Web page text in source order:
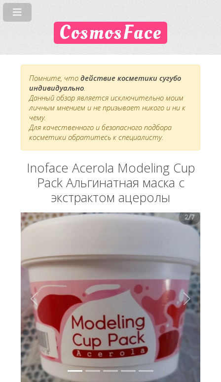
CosmosFace
Помните, что действие косметики сугубо
индивидуально.
Данный обзор является исключительно моим
личным мнением и не призывает никого и ни к
чему.
Для качественного и безопасного подбора
косметики обратитесь к специалисту.
Inoface Acerola Modeling Cup
Pack Альгинатная маска с
экстрактом ацеролы
Вперёд Назад